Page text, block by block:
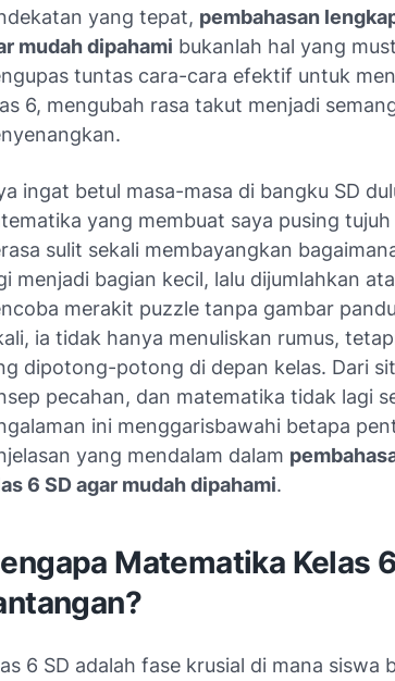
yang tepat, pembahasan
mudah dipahami bukanlah hal yang
tuntas cara-cara efektif untuk
6, mengubah rasa takut menjadi
ingat betul masa-masa di bangku SD
yang membuat saya pusing
sulit sekali membayangkan
menjadi bagian kecil, lalu dijumlahkan
merakit puzzle tanpa gambar
ia tidak hanya menuliskan rumus,
dipotong-potong di depan kelas. Dari
pecahan, dan matematika tidak lagi
ini menggarisbawahi betapa
yang mendalam dalam
6 SD agar mudah dipahami.
Matematika Kelas
6 SD adalah fase krusial di mana siswa